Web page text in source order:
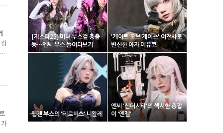
[지스타25] 미녀 부스걸 총출
동…엔씨 부스 들여다보기
'게이트 오브 게이츠' 여전사로
변신한 아자 미유코
웹젠 부스의 '테르비스' 니왈레
엔씨 '신더시티'의 섹시한 총잡
이 '엔젤'